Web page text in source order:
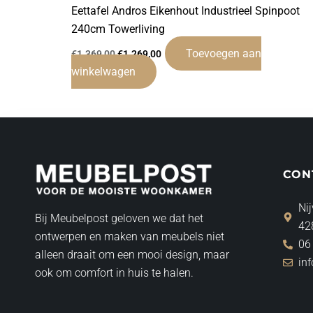
Eettafel Andros Eikenhout Industrieel Spinpoot
240cm Towerliving
€1.369,00€1.269,00
Toevoegen aan
winkelwagen
Bij Meubelpost geloven we dat het
ontwerpen en maken van meubels niet
alleen draait om een mooi design, maar
ook om comfort in huis te halen.